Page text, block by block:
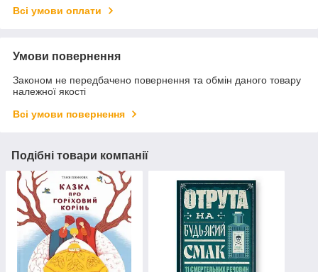
Всі умови оплати
Умови повернення
Законом не передбачено повернення та обмін даного товару
належної якості
Всі умови повернення
Подібні товари компанії